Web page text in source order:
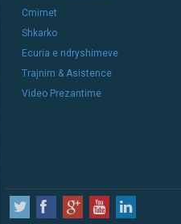
Cmimet
Shkarko
Ecuria e ndryshimeve
Trajnim & Asistence
Video Prezantime